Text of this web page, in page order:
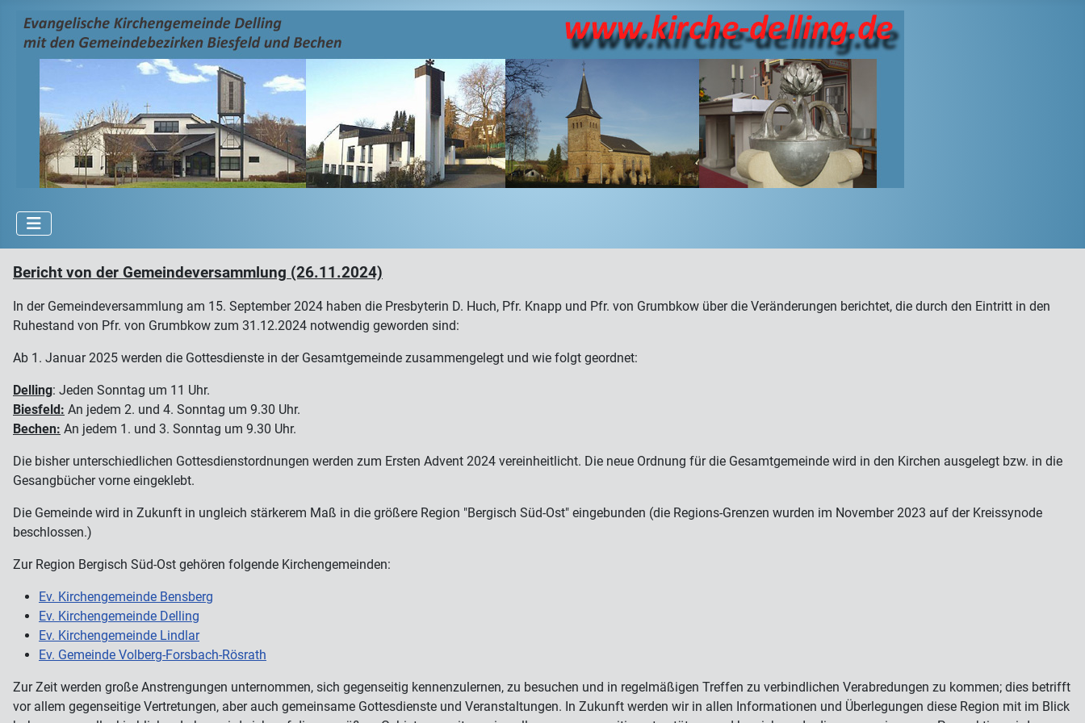
Bericht von der Gemeindeversammlung (26.11.2024)
In der Gemeindeversammlung am 15. September 2024 haben die Presbyterin D. Huch, Pfr. Knapp und Pfr. von Grumbkow über die Veränderungen berichtet, die durch den Eintritt in den
Ruhestand von Pfr. von Grumbkow zum 31.12.2024 notwendig geworden sind:
Ab 1. Januar 2025 werden die Gottesdienste in der Gesamtgemeinde zusammengelegt und wie folgt geordnet:
Delling: Jeden Sonntag um 11 Uhr.
Biesfeld: An jedem 2. und 4. Sonntag um 9.30 Uhr.
Bechen: An jedem 1. und 3. Sonntag um 9.30 Uhr.
Die bisher unterschiedlichen Gottesdienstordnungen werden zum Ersten Advent 2024 vereinheitlicht. Die neue Ordnung für die Gesamtgemeinde wird in den Kirchen ausgelegt bzw. in die
Gesangbücher vorne eingeklebt.
Die Gemeinde wird in Zukunft in ungleich stärkerem Maß in die größere Region "Bergisch Süd-Ost" eingebunden (die Regions-Grenzen wurden im November 2023 auf der Kreissynode
beschlossen.)
Zur Region Bergisch Süd-Ost gehören folgende Kirchengemeinden:
Ev. Kirchengemeinde Bensberg
Ev. Kirchengemeinde Delling
Ev. Kirchengemeinde Lindlar
Ev. Gemeinde Volberg-Forsbach-Rösrath
Zur Zeit werden große Anstrengungen unternommen, sich gegenseitig kennenzulernen, zu besuchen und in regelmäßigen Treffen zu verbindlichen Verabredungen zu kommen; dies betrifft
vor allem gegenseitige Vertretungen, aber auch gemeinsame Gottesdienste und Veranstaltungen. In Zukunft werden wir in allen Informationen und Überlegungen diese Region mit im Blick